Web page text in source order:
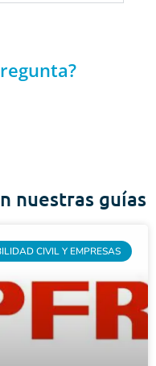
nuestras guías
CIVIL Y EMPRESAS